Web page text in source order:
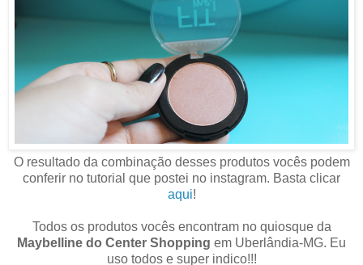
O resultado da combinação desses produtos vocês podem
conferir no tutorial que postei no instagram. Basta clicar
aqui!
Todos os produtos vocês encontram no quiosque da
Maybelline do Center Shopping em Uberlândia-MG. Eu
uso todos e super indico!!!